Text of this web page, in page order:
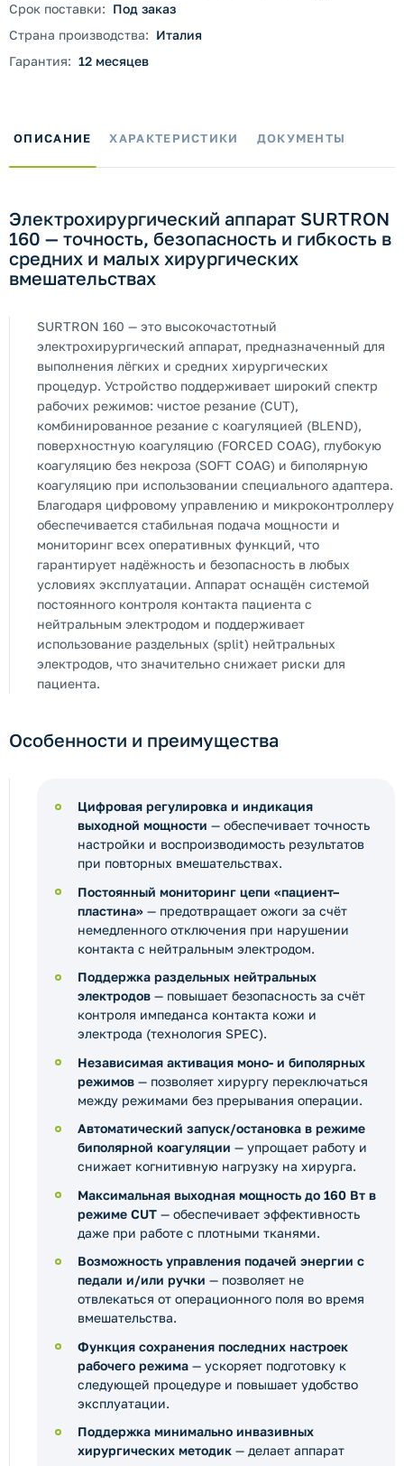
Срок поставки: Под заказ
Страна производства: Италия
Гарантия: 12 месяцев
ОПИСАНИЕ ХАРАКТЕРИСТИКИ ДОКУМЕНТЫ
Электрохирургический аппарат SURTRON
160 — точность, безопасность и гибкость в
средних и малых хирургических
вмешательствах
SURTRON 160 — это высокочастотный
электрохирургический аппарат, предназначенный для
выполнения лёгких и средних хирургических
процедур. Устройство поддерживает широкий спектр
рабочих режимов: чистое резание (CUT),
комбинированное резание с коагуляцией (BLEND),
поверхностную коагуляцию (FORCED COAG), глубокую
коагуляцию без некроза (SOFT COAG) и биполярную
коагуляцию при использовании специального адаптера.
Благодаря цифровому управлению и микроконтроллеру
обеспечивается стабильная подача мощности и
мониторинг всех оперативных функций, что
гарантирует надёжность и безопасность в любых
условиях эксплуатации. Аппарат оснащён системой
постоянного контроля контакта пациента с
нейтральным электродом и поддерживает
использование раздельных (split) нейтральных
электродов, что значительно снижает риски для
пациента.
Особенности и преимущества
Цифровая регулировка и индикация
выходной мощности — обеспечивает точность
настройки и воспроизводимость результатов
при повторных вмешательствах.
Постоянный мониторинг цепи «пациент–
пластина» — предотвращает ожоги за счёт
немедленного отключения при нарушении
контакта с нейтральным электродом.
Поддержка раздельных нейтральных
электродов — повышает безопасность за счёт
контроля импеданса контакта кожи и
электрода (технология SPEC).
Независимая активация моно- и биполярных
режимов — позволяет хирургу переключаться
между режимами без прерывания операции.
Автоматический запуск/остановка в режиме
биполярной коагуляции — упрощает работу и
снижает когнитивную нагрузку на хирурга.
Максимальная выходная мощность до 160 Вт в
режиме CUT — обеспечивает эффективность
даже при работе с плотными тканями.
Возможность управления подачей энергии с
педали и/или ручки — позволяет не
отвлекаться от операционного поля во время
вмешательства.
Функция сохранения последних настроек
рабочего режима — ускоряет подготовку к
следующей процедуре и повышает удобство
эксплуатации.
Поддержка минимально инвазивных
хирургических методик — делает аппарат